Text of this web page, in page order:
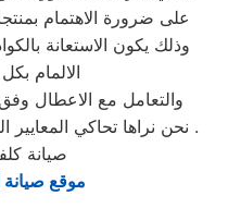
على ضرورة الاهتمام
الالمام
. والتعامل مع الاعطال
، نحن نراها تحاكي المعايير المتبعة بـ شركة المصنعة للمنتج .
صيانة
موقع صيانة